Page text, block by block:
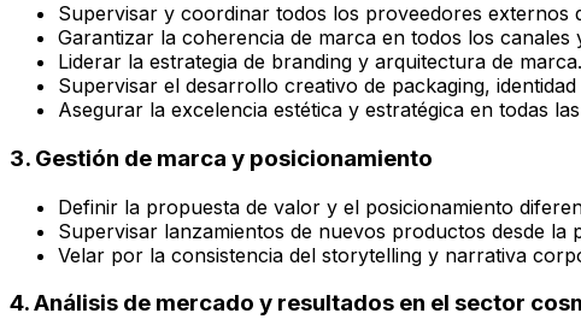
Supervisar y coordinar todos los proveedores externos
Garantizar la coherencia de marca en todos los canales
Liderar la estrategia de branding y arquitectura de marca.
Supervisar el desarrollo creativo de packaging,
Asegurar la excelencia estética y estratégica en todas
3. Gestión de marca y posicionamiento
Definir la propuesta de valor y el posicionamiento
Supervisar lanzamientos de nuevos productos desde la
Velar por la consistencia del storytelling y narrativa
4. Análisis de mercado y resultados en el sector